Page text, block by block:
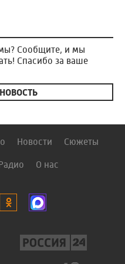
Сообщите, и мы
Спасибо за ваше
Новости Сюжеты
О нас